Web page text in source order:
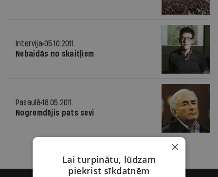
Intervija 05.10.2011.
Nebaidās no skaitļiem
Pasaulē 18.05.2011.
Nogremdējis pats sevi
×
Lai turpinātu, lūdzam
piekrist sīkdatnēm